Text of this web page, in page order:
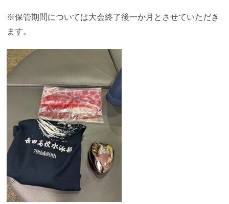
※保管期間については大会終了後一か月とさせていただき
ます。